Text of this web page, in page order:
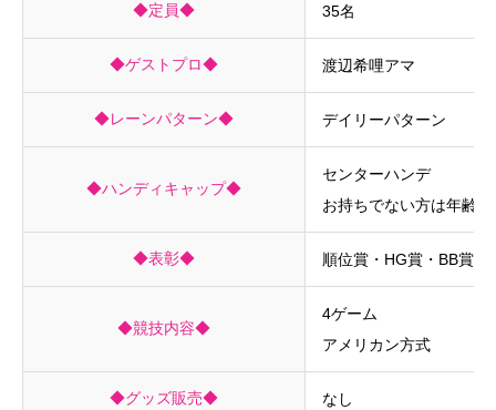
◆定員◆ 35名
◆ゲストプロ◆ 渡辺希哩アマ
◆レーンパターン◆ デイリーパターン
◆ハンディキャップ◆
センターハンデ
お持ちでない方は年齢
◆表彰◆ 順位賞・HG賞・BB賞
◆競技内容◆
4ゲーム
アメリカン方式
◆グッズ販売◆ なし